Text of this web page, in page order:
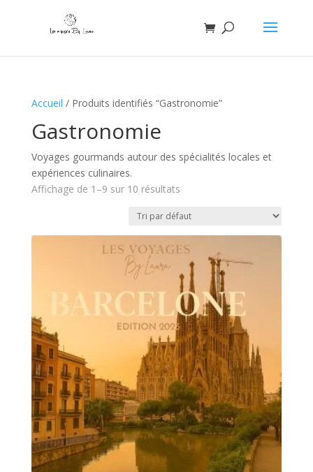
Accueil / Produits identifiés “Gastronomie”
Gastronomie
Voyages gourmands autour des spécialités locales et
expériences culinaires.
Affichage de 1–9 sur 10 résultats